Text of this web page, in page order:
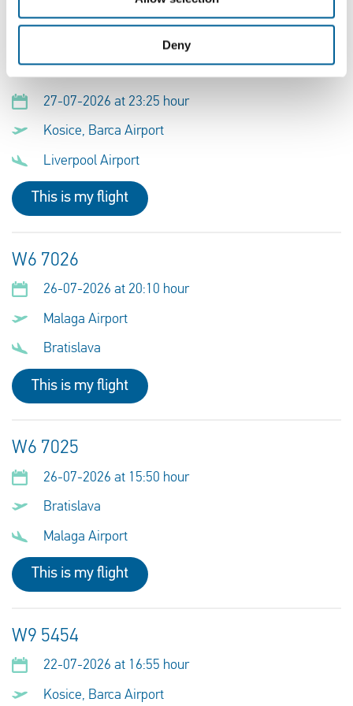
Deny
hacia o desde Eslovaquia
FR 3345
27-07-2026 at 23:25 hour
Kosice, Barca Airport
Liverpool Airport
This is my flight
W6 7026
26-07-2026 at 20:10 hour
Malaga Airport
Bratislava
This is my flight
W6 7025
26-07-2026 at 15:50 hour
Bratislava
Malaga Airport
This is my flight
W9 5454
22-07-2026 at 16:55 hour
Kosice, Barca Airport